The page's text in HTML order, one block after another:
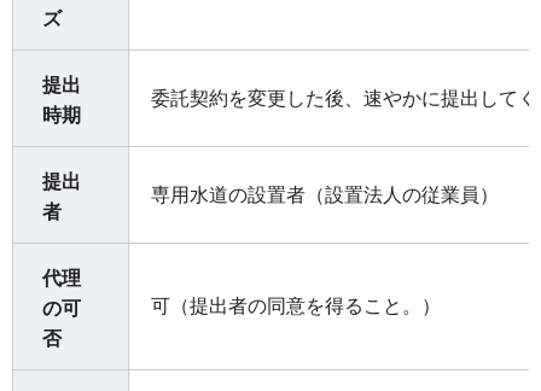
ズ
提出
時期
委託契約を変更した後、速やかに提出して
提出
者
専用水道の設置者（設置法人の従業員）
代理
の可
否
可（提出者の同意を得ること。）